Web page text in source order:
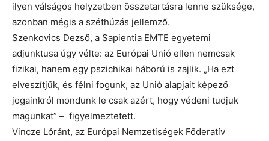
ilyen válságos helyzetben összetartásra lenne szüksége,
azonban mégis a széthúzás jellemző.
Szenkovics Dezső, a Sapientia EMTE egyetemi
adjunktusa úgy vélte: az Európai Unió ellen nemcsak
fizikai, hanem egy pszichikai háború is zajlik. „Ha ezt
elveszítjük, és félni fogunk, az Unió alapjait képező
jogainkról mondunk le csak azért, hogy védeni tudjuk
magunkat” – figyelmeztetett.
Vincze Lóránt, az Európai Nemzetiségek Föderatív